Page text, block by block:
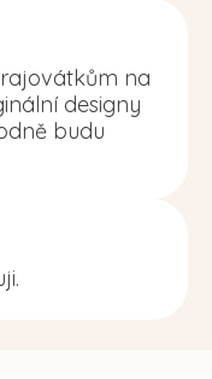
na
designy
budu